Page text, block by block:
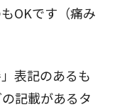
OKです（痛み
表記のあるも
記載があるタ